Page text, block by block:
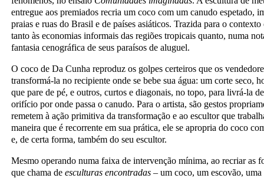
entregue aos premiados recria um coco com um canudo espetado,
praias e ruas do Brasil e de países asiáticos. Trazida para o
tanto às economias informais das regiões tropicais quanto, numa
fantasia cenográfica de seus paraísos de aluguel.
O coco de Da Cunha reproduz os golpes certeiros que os
transformá-la no recipiente onde se bebe sua água: um corte seco,
que pare de pé, e outros, curtos e diagonais, no topo, para livrá-la
orifício por onde passa o canudo. Para o artista, são gestos
remetem à ação primitiva da transformação e ao escultor que
maneira que é recorrente em sua prática, ele se apropria do coco
e, de certa forma, também do seu escultor.
Mesmo operando numa faixa de intervenção mínima, ao recriar as
que chama de esculturas encontradas – um coco, um escovão,